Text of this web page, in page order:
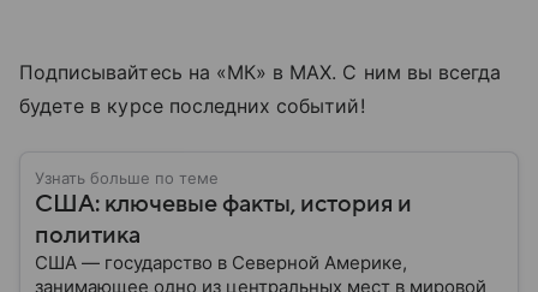
Подписывайтесь на «МК» в MAX. С ним вы всегда
будете в курсе последних событий!
Узнать больше по теме
США: ключевые факты, история и
политика
США — государство в Северной Америке,
занимающее одно из центральных мест в мировой